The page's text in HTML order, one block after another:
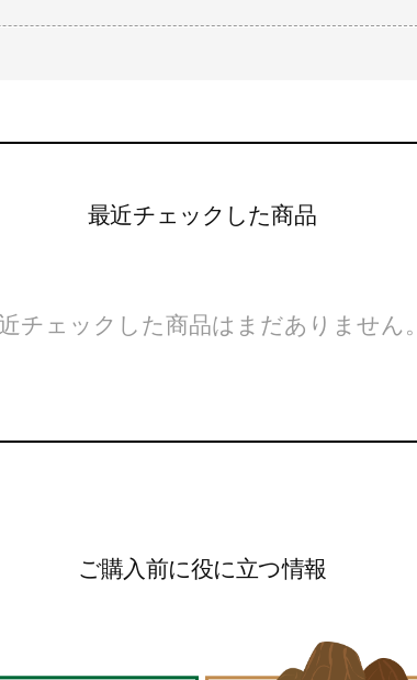
最近チェックした商品
チェックした商品はまだありません。
ご購入前に役に立つ情報